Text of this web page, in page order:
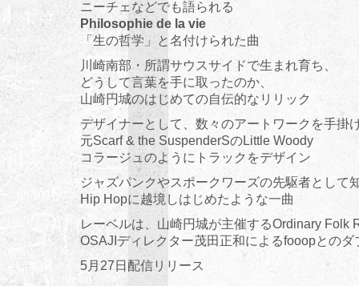
ニーチェなどでも語られる
Philosophie de la vie
「生の哲学」と名付けられた曲
川崎南部・所謂サウスサイドで生まれ育ち、
どうして言葉を手に取ったのか、
山崎円城のはじめての自伝的なリリック
デザイナーとして、数々のアートワークを手掛
元Scarf & the SuspenderSのLittle Woody
コラージュのようにトラックをデザイン
ジャズパンクやスポークワーズの先駆者として
Hip Hopに越境しはじめたような一曲
レーベルは、山崎円城が主催するOrdinary Folk
OSAJIディレクター茂田正和によるfooopとのダ
5月27日配信リリース